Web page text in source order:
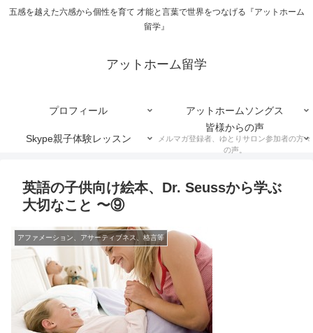
五感を越えた六感から個性を育て 才能と言葉で世界をつなげる『アットホーム
留学』
アットホーム留学
プロフィール アットホームソングス
Skype親子体験レッスン
皆様からの声
メルマガ登録者、ゆとりサロン参加者の方々
の声。
英語の子供向け絵本、Dr. Seussから学ぶ
大切なこと 〜⑨
アファメーション、アサーティブネス、格言等